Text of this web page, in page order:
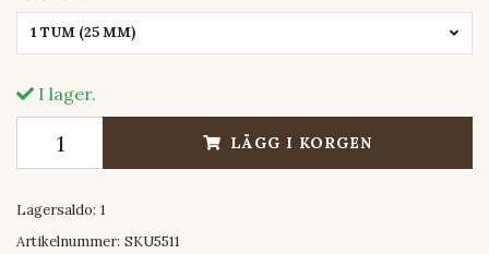
1 TUM (25 MM)
I lager.
LÄGG I KORGEN
Lagersaldo: 1
Artikelnummer: SKU5511